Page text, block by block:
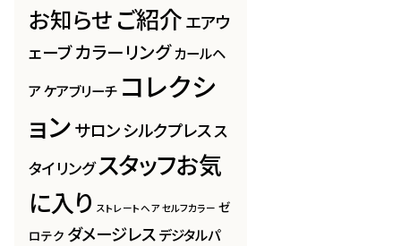
お知らせご紹介エアウ
ェーブカラーリング カールヘ
アケアブリーチ コレクシ
ョンサロンシルクプレスス
タイリングスタッフお気
に入り ストレートヘア セルフカラー ゼ
ロテク ダメージレスデジタルパ